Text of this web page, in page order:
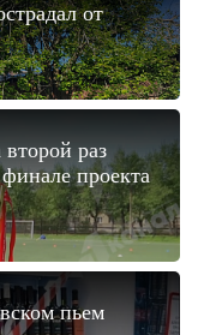
от
раз
проекта
пьем